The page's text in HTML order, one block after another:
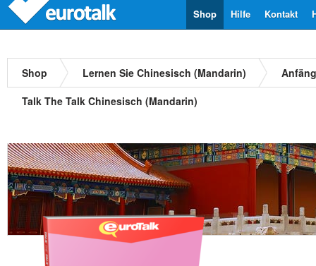
Kontakt
Hilfe
Shop
Shop Lernen Sie Chinesisch (Mandarin)
Talk The Talk Chinesisch (Mandarin)